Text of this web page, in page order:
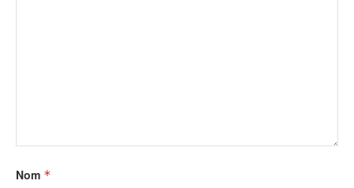
Nom *